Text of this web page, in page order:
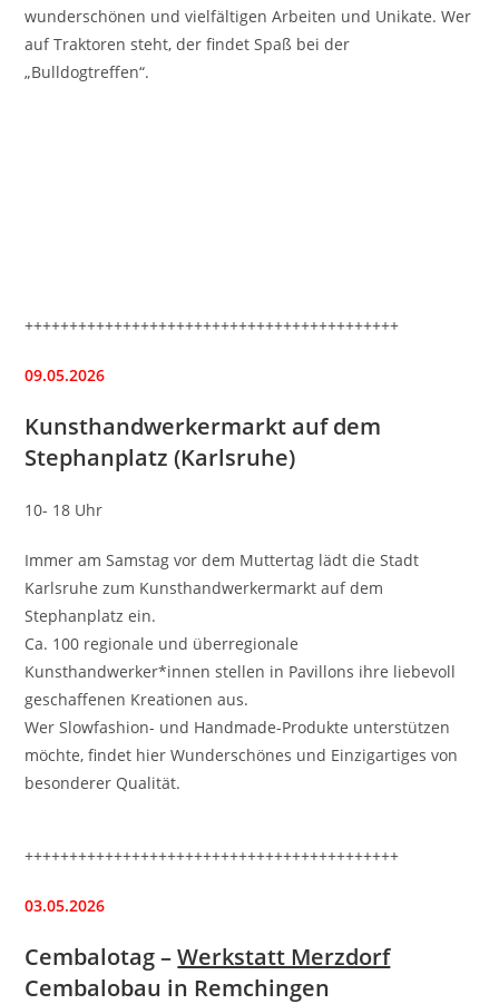
wunderschönen und vielfältigen Arbeiten und Unikate. Wer
auf Traktoren steht, der findet Spaß bei der
„Bulldogtreffen“.
++++++++++++++++++++++++++++++++++++++++++
09.05.2026
Kunsthandwerkermarkt auf dem
Stephanplatz (Karlsruhe)
10- 18 Uhr
Immer am Samstag vor dem Muttertag lädt die Stadt
Karlsruhe zum Kunsthandwerkermarkt auf dem
Stephanplatz ein.
Ca. 100 regionale und überregionale
Kunsthandwerker*innen stellen in Pavillons ihre liebevoll
geschaffenen Kreationen aus.
Wer Slowfashion- und Handmade-Produkte unterstützen
möchte, findet hier Wunderschönes und Einzigartiges von
besonderer Qualität.
++++++++++++++++++++++++++++++++++++++++++
03.05.2026
Cembalotag –Werkstatt Merzdorf
Cembalobau in Remchingen